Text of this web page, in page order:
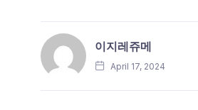
이지레쥬메
April 17, 2024